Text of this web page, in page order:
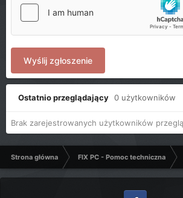
Wyślij zgłoszenie
Ostatnio przeglądający 0 użytkowników
Brak zarejestrowanych użytkowników
Strona główna FIX PC - Pomoc techniczna